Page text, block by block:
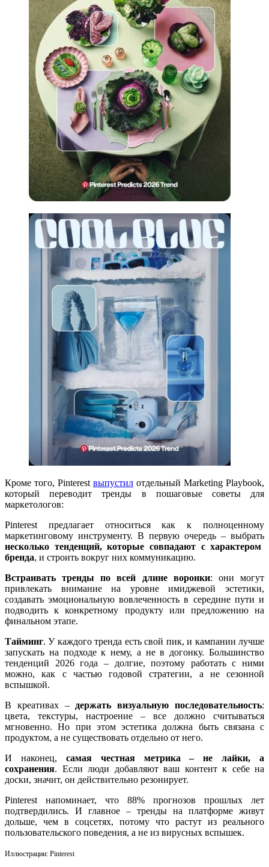
Кроме того, Pinterest выпустил отдельный Marketing Playbook,
который переводит тренды в пошаговые советы для
маркетологов:
Pinterest предлагает относиться как к полноценному
маркетинговому инструменту. В первую очередь – выбрать
несколько тенденций, которые совпадают с характером
бренда, и строить вокруг них коммуникацию.
Встраивать тренды по всей длине воронки: они могут
привлекать внимание на уровне имиджевой эстетики,
создавать эмоциональную вовлеченность в середине пути и
подводить к конкретному продукту или предложению на
финальном этапе.
Тайминг. У каждого тренда есть свой пик, и кампании лучше
запускать на подходе к нему, а не в догонку. Большинство
тенденций 2026 года – долгие, поэтому работать с ними
можно, как с частью годовой стратегии, а не сезонной
вспышкой.
В креативах – держать визуальную последовательность:
цвета, текстуры, настроение – все должно считываться
мгновенно. Но при этом эстетика должна быть связана с
продуктом, а не существовать отдельно от него.
И наконец, самая честная метрика – не лайки, а
сохранения. Если люди добавляют ваш контент к себе на
доски, значит, он действительно резонирует.
Pinterest напоминает, что 88% прогнозов прошлых лет
подтвердились. И главное – тренды на платформе живут
дольше, чем в соцсетях, потому что растут из реального
пользовательского поведения, а не из вирусных вспышек.
Иллюстрации: Pinterest